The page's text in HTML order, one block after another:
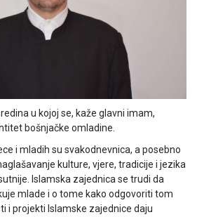
u kojoj se, kaže glavni imam,
bošnjačke omladine.
i mladih su svakodnevnica, a posebno
kulture, vjere, tradicije i jezika
Islamska zajednica se trudi da
mlade i o tome kako odgovoriti tom
i projekti Islamske zajednice daju